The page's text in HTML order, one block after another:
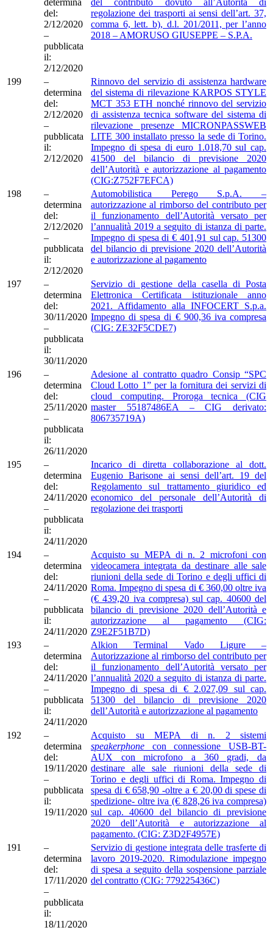
del:
2/12/2020
–
pubblicata
il:
2/12/2020
regolazione dei trasporti ai sensi dell’art. 37,
comma 6, lett. b), d.l. 201/2011, per l’anno
2018 – AMORUSO GIUSEPPE – S.P.A.
199
–
determina
del:
2/12/2020
–
pubblicata
il:
2/12/2020
Rinnovo del servizio di assistenza hardware
del sistema di rilevazione KARPOS STYLE
MCT 353 ETH nonché rinnovo del servizio
di assistenza tecnica software del sistema di
rilevazione presenze MICRONPASSWEB
LITE 300 installato presso la sede di Torino.
Impegno di spesa di euro 1.018,70 sul cap.
41500 del bilancio di previsione 2020
dell’Autorità e autorizzazione al pagamento
(CIG:Z752F7EFCA)
198
–
determina
del:
2/12/2020
–
pubblicata
il:
2/12/2020
Automobilistica Perego S.p.A. –
autorizzazione al rimborso del contributo per
il funzionamento dell’Autorità versato per
l’annualità 2019 a seguito di istanza di parte.
Impegno di spesa di € 401,91 sul cap. 51300
del bilancio di previsione 2020 dell’Autorità
e autorizzazione al pagamento
197
–
determina
del:
30/11/2020
–
pubblicata
il:
30/11/2020
Servizio di gestione della casella di Posta
Elettronica Certificata istituzionale anno
2021. Affidamento alla INFOCERT S.p.a.
Impegno di spesa di € 900,36 iva compresa
(CIG: ZE32F5CDE7)
196
–
determina
del:
25/11/2020
–
pubblicata
il:
26/11/2020
Adesione al contratto quadro Consip “SPC
Cloud Lotto 1” per la fornitura dei servizi di
cloud computing. Proroga tecnica (CIG
master 55187486EA – CIG derivato:
806735719A)
195
–
determina
del:
24/11/2020
–
pubblicata
il:
24/11/2020
Incarico di diretta collaborazione al dott.
Eugenio Barisone ai sensi dell’art. 19 del
Regolamento sul trattamento giuridico ed
economico del personale dell’Autorità di
regolazione dei trasporti
194
–
determina
del:
24/11/2020
–
pubblicata
il:
24/11/2020
Acquisto su MEPA di n. 2 microfoni con
videocamera integrata da destinare alle sale
riunioni della sede di Torino e degli uffici di
Roma. Impegno di spesa di € 360,00 oltre iva
(€ 439,20 iva compresa) sul cap. 40600 del
bilancio di previsione 2020 dell’Autorità e
autorizzazione al pagamento (CIG:
Z9E2F51B7D)
193
–
determina
del:
24/11/2020
–
pubblicata
il:
24/11/2020
Alkion Terminal Vado Ligure –
Autorizzazione al rimborso del contributo per
il funzionamento dell’Autorità versato per
l’annualità 2020 a seguito di istanza di parte.
Impegno di spesa di € 2.027,09 sul cap.
51300 del bilancio di previsione 2020
dell’Autorità e autorizzazione al pagamento
192
–
determina
del:
19/11/2020
–
pubblicata
il:
19/11/2020
Acquisto su MEPA di n. 2 sistemi
speakerphone con connessione USB-BT-
AUX con microfono a 360 gradi, da
destinare alle sale riunioni della sede di
Torino e degli uffici di Roma. Impegno di
spesa di € 658,90 -oltre a € 20,00 di spese di
spedizione- oltre iva (€ 828,26 iva compresa)
sul cap. 40600 del bilancio di previsione
2020 dell’Autorità e autorizzazione al
pagamento. (CIG: Z3D2F4957E)
191
–
determina
del:
17/11/2020
–
pubblicata
il:
18/11/2020
Servizio di gestione integrata delle trasferte di
lavoro 2019-2020. Rimodulazione impegno
di spesa a seguito della sospensione parziale
del contratto (CIG: 779225436C)